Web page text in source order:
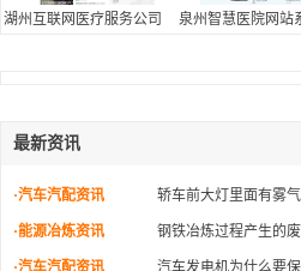
湖州互联网医疗服务公司 泉州智慧医院网站
最新资讯
·汽车汽配资讯 轿车前大灯里面有雾
·能源冶炼资讯 钢铁冶炼过程产生的
·汽车汽配资讯 汽车发电机为什么要